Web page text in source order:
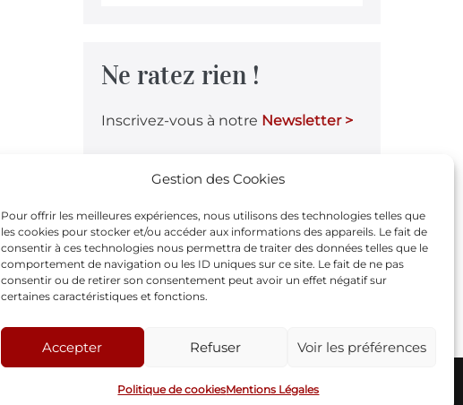
Gestion des Cookies
Pour offrir les meilleures expériences, nous utilisons des technologies telles que
les cookies pour stocker et/ou accéder aux informations des appareils. Le fait de
consentir à ces technologies nous permettra de traiter des données telles que le
comportement de navigation ou les ID uniques sur ce site. Le fait de ne pas
consentir ou de retirer son consentement peut avoir un effet négatif sur
certaines caractéristiques et fonctions.
Accepter Refuser Voir les préférences
Politique de cookiesMentions Légales
Ne ratez rien !
Inscrivez-vous à notre Newsletter >
Notre page Facebook
F
a
c
b
© 2005-2026 - Théâtre Oxymore |Mentions Légales